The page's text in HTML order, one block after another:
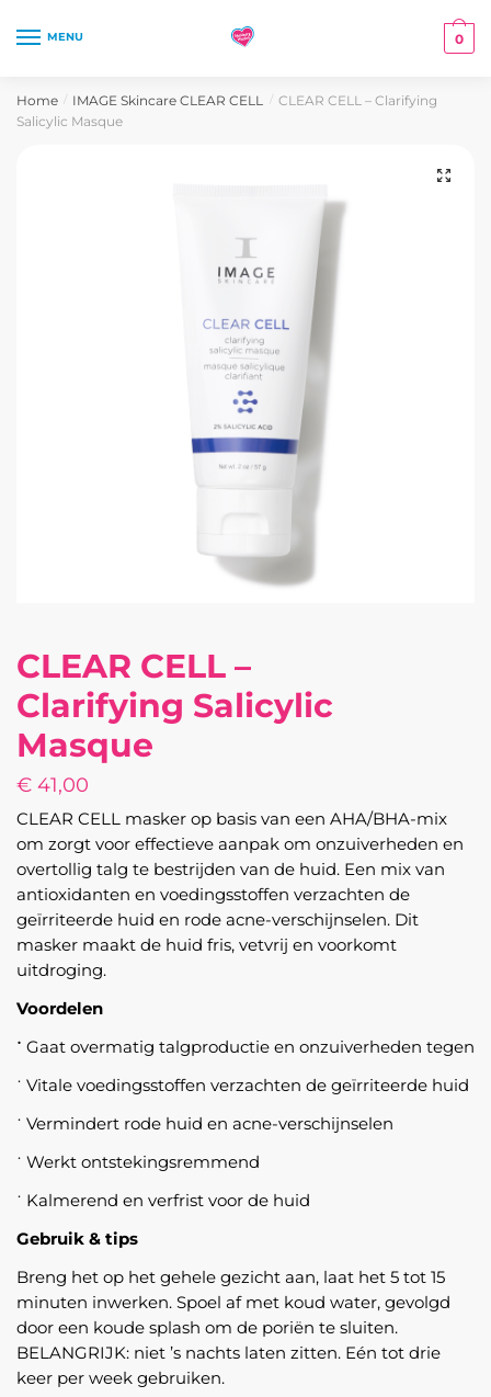
MENU 0
Home IMAGE Skincare CLEAR CELL
CLEAR CELL – Clarifying
Salicylic Masque
CLEAR CELL –
Clarifying Salicylic
Masque
€ 41,00
CLEAR CELL masker op basis van een AHA/BHA-mix
om zorgt voor effectieve aanpak om onzuiverheden en
overtollig talg te bestrijden van de huid. Een mix van
antioxidanten en voedingsstoffen verzachten de
geïrriteerde huid en rode acne-verschijnselen. Dit
masker maakt de huid fris, vetvrij en voorkomt
uitdroging.
Voordelen
˙ Gaat overmatig talgproductie en onzuiverheden tegen
˙ Vitale voedingsstoffen verzachten de geïrriteerde huid
˙ Vermindert rode huid en acne-verschijnselen
˙ Werkt ontstekingsremmend
˙ Kalmerend en verfrist voor de huid
Gebruik & tips
Breng het op het gehele gezicht aan, laat het 5 tot 15
minuten inwerken. Spoel af met koud water, gevolgd
door een koude splash om de poriën te sluiten.
BELANGRIJK: niet ’s nachts laten zitten. Eén tot drie
keer per week gebruiken.